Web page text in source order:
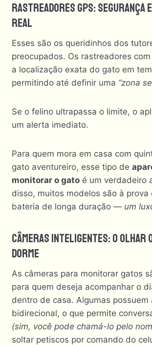
Rastreadores GPS: Segurança
Real
Esses são os queridinhos dos
preocupados. Os rastreadores
a localização exata do gato em
permitindo até definir uma “zona
Se o felino ultrapassa o limite, o
um alerta imediato.
Para quem mora em casa com
gato aventureiro, esse tipo de
monitorar o gato é um verdadeiro
disso, muitos modelos são à prova
bateria de longa duração — um
Câmeras Inteligentes: O Olhar
Dorme
As câmeras para monitorar gatos
para quem deseja acompanhar o
dentro de casa. Algumas possuem
bidirecional, o que permite
(sim, você pode chamá-lo pelo
soltar petiscos por comando do